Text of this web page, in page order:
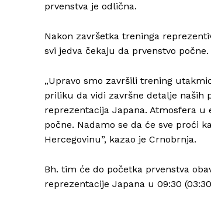
prvenstva je odlična.
Nakon završetka treninga
svi jedva čekaju da prvenstvo počne.
„Upravo smo završili trening
priliku da vidi završne detalje naših
reprezentacija Japana. Atmosfera
počne. Nadamo se da će sve proći
Hercegovinu”, kazao je Crnobrnja.
Bh. tim će do početka prvenstva
reprezentacije Japana u 09:30